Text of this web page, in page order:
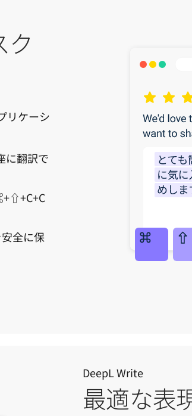
ク
リケーシ
に翻訳で
全に保
DeepL Write
最適な表